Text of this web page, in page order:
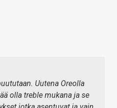
Uutena Oreolla
olla treble mukana ja se